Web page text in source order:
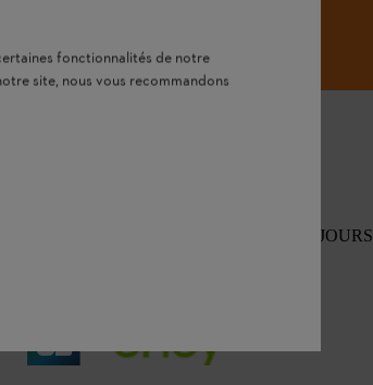
RETOUR GRATUIT SOUS 30 JOURS
fonctionnalités de notre
site, nous vous recommandons